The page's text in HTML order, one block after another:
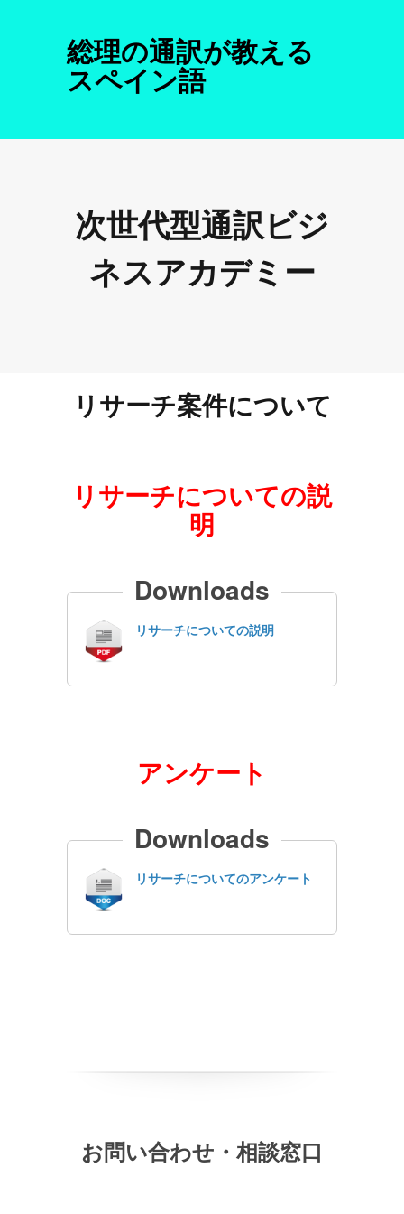
総理の通訳が教える
スペイン語
次世代型通訳ビジ
ネスアカデミー
リサーチ案件について
リサーチについての説
明
Downloads
リサーチについての説明
アンケート
Downloads
リサーチについてのアンケート
お問い合わせ・相談窓口